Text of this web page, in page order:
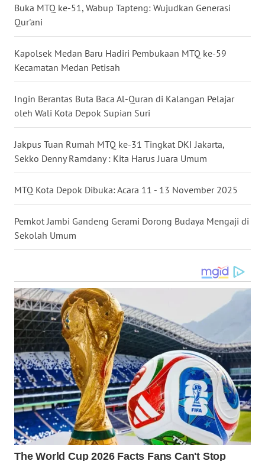
Buka MTQ ke-51, Wabup Tapteng: Wujudkan Generasi
Qur'ani
Kapolsek Medan Baru Hadiri Pembukaan MTQ ke-59
Kecamatan Medan Petisah
Ingin Berantas Buta Baca Al-Quran di Kalangan Pelajar
oleh Wali Kota Depok Supian Suri
Jakpus Tuan Rumah MTQ ke-31 Tingkat DKI Jakarta,
Sekko Denny Ramdany : Kita Harus Juara Umum
MTQ Kota Depok Dibuka: Acara 11 - 13 November 2025
Pemkot Jambi Gandeng Gerami Dorong Budaya Mengaji di
Sekolah Umum
WN
MALUKU
WN
MALUT
WN
WN
NIAS
WN
TAPANULI
SELATAN
WN
TANJUNG
LESUNG
WN
KARO
WN